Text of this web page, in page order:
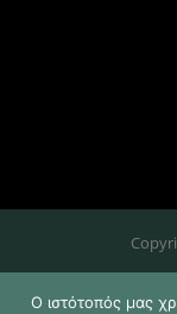
Ο ιστότοπός μας